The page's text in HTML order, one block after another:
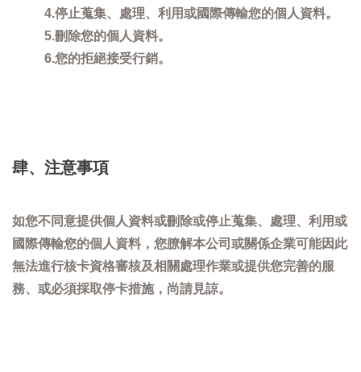
4.停止蒐集、處理、利用或國際傳輸您的個人資料。
5.刪除您的個人資料。
6.您的拒絕接受行銷。
肆、注意事項
如您不同意提供個人資料或刪除或停止蒐集、處理、利用或
國際傳輸您的個人資料，您膫解本公司或關係企業可能因此
無法進行核卡資格審核及相關處理作業或提供您完善的服
務、或必須採取停卡措施，尚請見諒。